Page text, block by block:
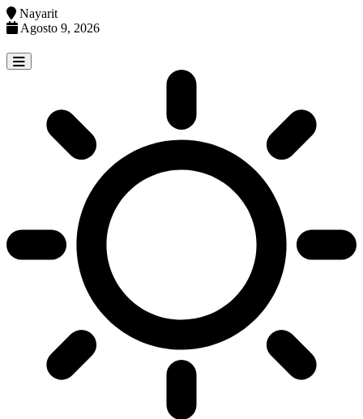
Nayarit
Agosto 9, 2026
to
content